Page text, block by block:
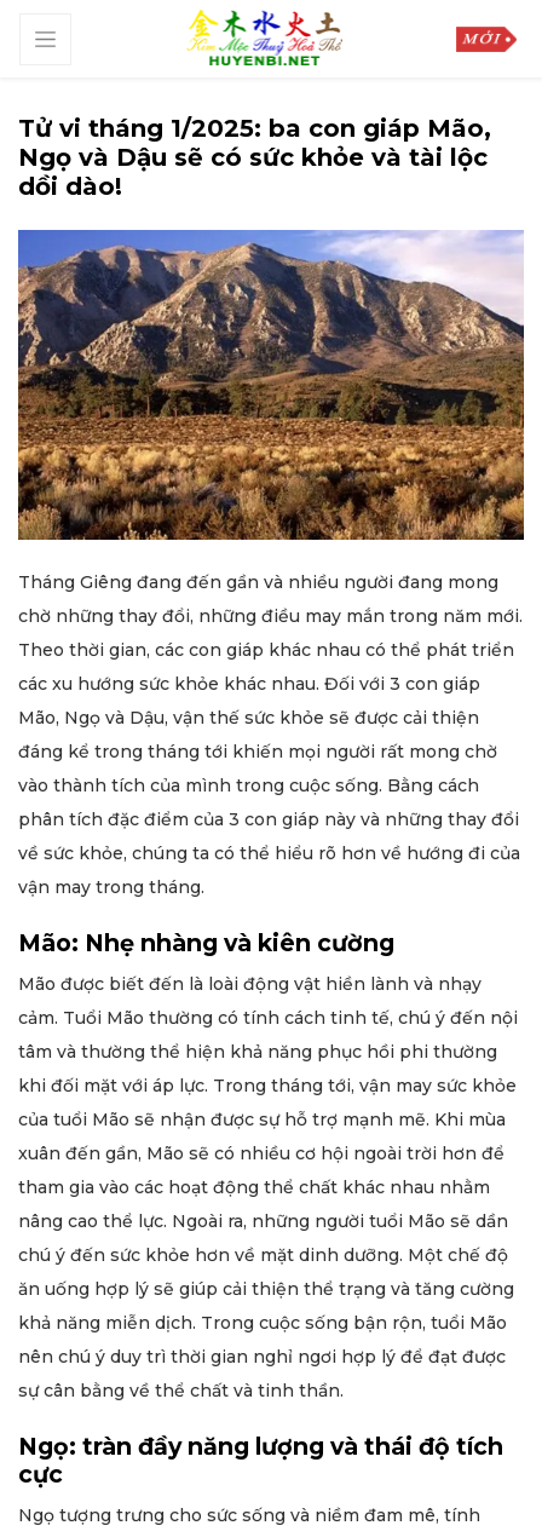
Tử vi tháng 1/2025: ba con giáp Mão,
Ngọ và Dậu sẽ có sức khỏe và tài lộc
dồi dào!
Tháng Giêng đang đến gần và nhiều người đang mong
chờ những thay đổi, những điều may mắn trong năm mới.
Theo thời gian, các con giáp khác nhau có thể phát triển
các xu hướng sức khỏe khác nhau. Đối với 3 con giáp
Mão, Ngọ và Dậu, vận thế sức khỏe sẽ được cải thiện
đáng kể trong tháng tới khiến mọi người rất mong chờ
vào thành tích của mình trong cuộc sống. Bằng cách
phân tích đặc điểm của 3 con giáp này và những thay đổi
về sức khỏe, chúng ta có thể hiểu rõ hơn về hướng đi của
vận may trong tháng.
Mão: Nhẹ nhàng và kiên cường
Mão được biết đến là loài động vật hiền lành và nhạy
cảm. Tuổi Mão thường có tính cách tinh tế, chú ý đến nội
tâm và thường thể hiện khả năng phục hồi phi thường
khi đối mặt với áp lực. Trong tháng tới, vận may sức khỏe
của tuổi Mão sẽ nhận được sự hỗ trợ mạnh mẽ. Khi mùa
xuân đến gần, Mão sẽ có nhiều cơ hội ngoài trời hơn để
tham gia vào các hoạt động thể chất khác nhau nhằm
nâng cao thể lực. Ngoài ra, những người tuổi Mão sẽ dần
chú ý đến sức khỏe hơn về mặt dinh dưỡng. Một chế độ
ăn uống hợp lý sẽ giúp cải thiện thể trạng và tăng cường
khả năng miễn dịch. Trong cuộc sống bận rộn, tuổi Mão
nên chú ý duy trì thời gian nghỉ ngơi hợp lý để đạt được
sự cân bằng về thể chất và tinh thần.
Ngọ: tràn đầy năng lượng và thái độ tích
cực
Ngọ tượng trưng cho sức sống và niềm đam mê, tính